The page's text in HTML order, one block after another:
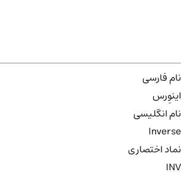
نام فارسی
اینوِرس
نام انگلیسی
Inverse
نماد اختصاری
INV